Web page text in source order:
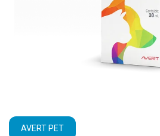
AVERT PET